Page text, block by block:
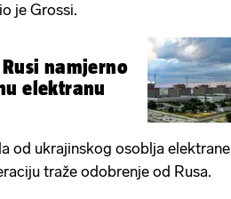
je Grossi.
elektranu
od ukrajinskog osoblja elektrane
traže odobrenje od Rusa.